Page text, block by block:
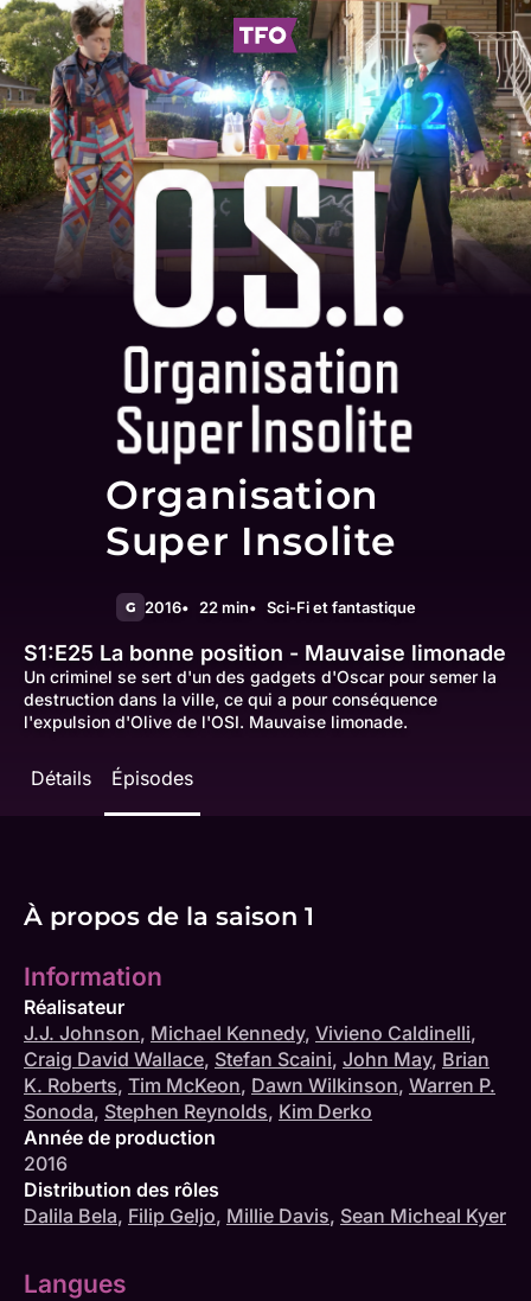
Organisation
Super Insolite
G 2016 22 min Sci-Fi et fantastique
S1:E25 La bonne position - Mauvaise limonade
Un criminel se sert d'un des gadgets d'Oscar pour semer la
destruction dans la ville, ce qui a pour conséquence
l'expulsion d'Olive de l'OSI. Mauvaise limonade.
Détails Épisodes
À propos de la saison 1
Information
Réalisateur
J.J. Johnson, Michael Kennedy, Vivieno Caldinelli,
Craig David Wallace, Stefan Scaini, John May, Brian
K. Roberts, Tim McKeon, Dawn Wilkinson, Warren P.
Sonoda, Stephen Reynolds, Kim Derko
Année de production
2016
Distribution des rôles
Dalila Bela, Filip Geljo, Millie Davis, Sean Micheal Kyer
Langues